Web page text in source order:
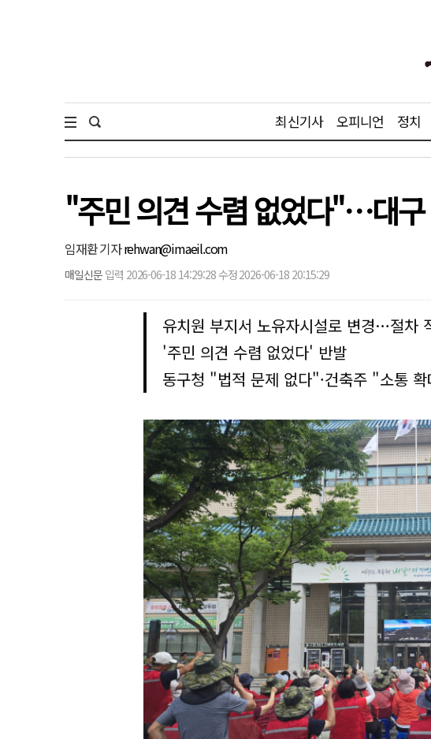
최신기사 오피니언 정치
"주민 의견 수렴 없었다"…대구
임재환 기자rehwan@imaeil.com
매일신문 입력 2026-06-18 14:29:28 수정 2026-06-18 20:15:29
유치원 부지서 노유자시설로 변경…절차
'주민 의견 수렴 없었다' 반발
동구청 "법적 문제 없다"·건축주 "소통